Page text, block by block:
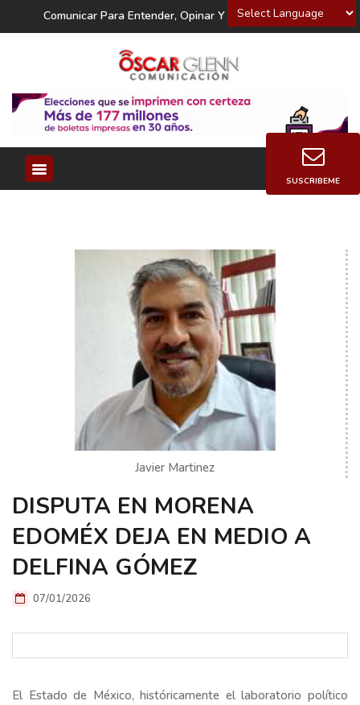
Powered by
Comunicar Para Entender, Opinar Y Decidir
Javier Martinez
DISPUTA EN MORENA
EDOMÉX DEJA EN MEDIO A
DELFINA GÓMEZ
07/01/2026
El Estado de México, históricamente el laboratorio político
SUSCRIBEME